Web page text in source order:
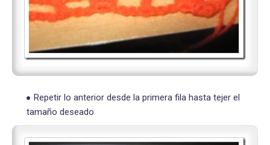
Repetir lo anterior desde la primera fila hasta tejer el
tamaño deseado